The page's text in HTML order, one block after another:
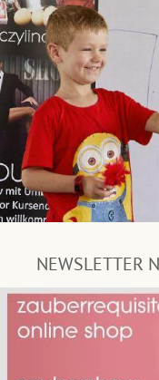
NEWSLETTER